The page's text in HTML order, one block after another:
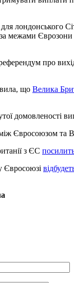
для
за межами Єврозони
про
що Велика
домовленості
Євросоюзом та
з ЄС
Євросоюзі